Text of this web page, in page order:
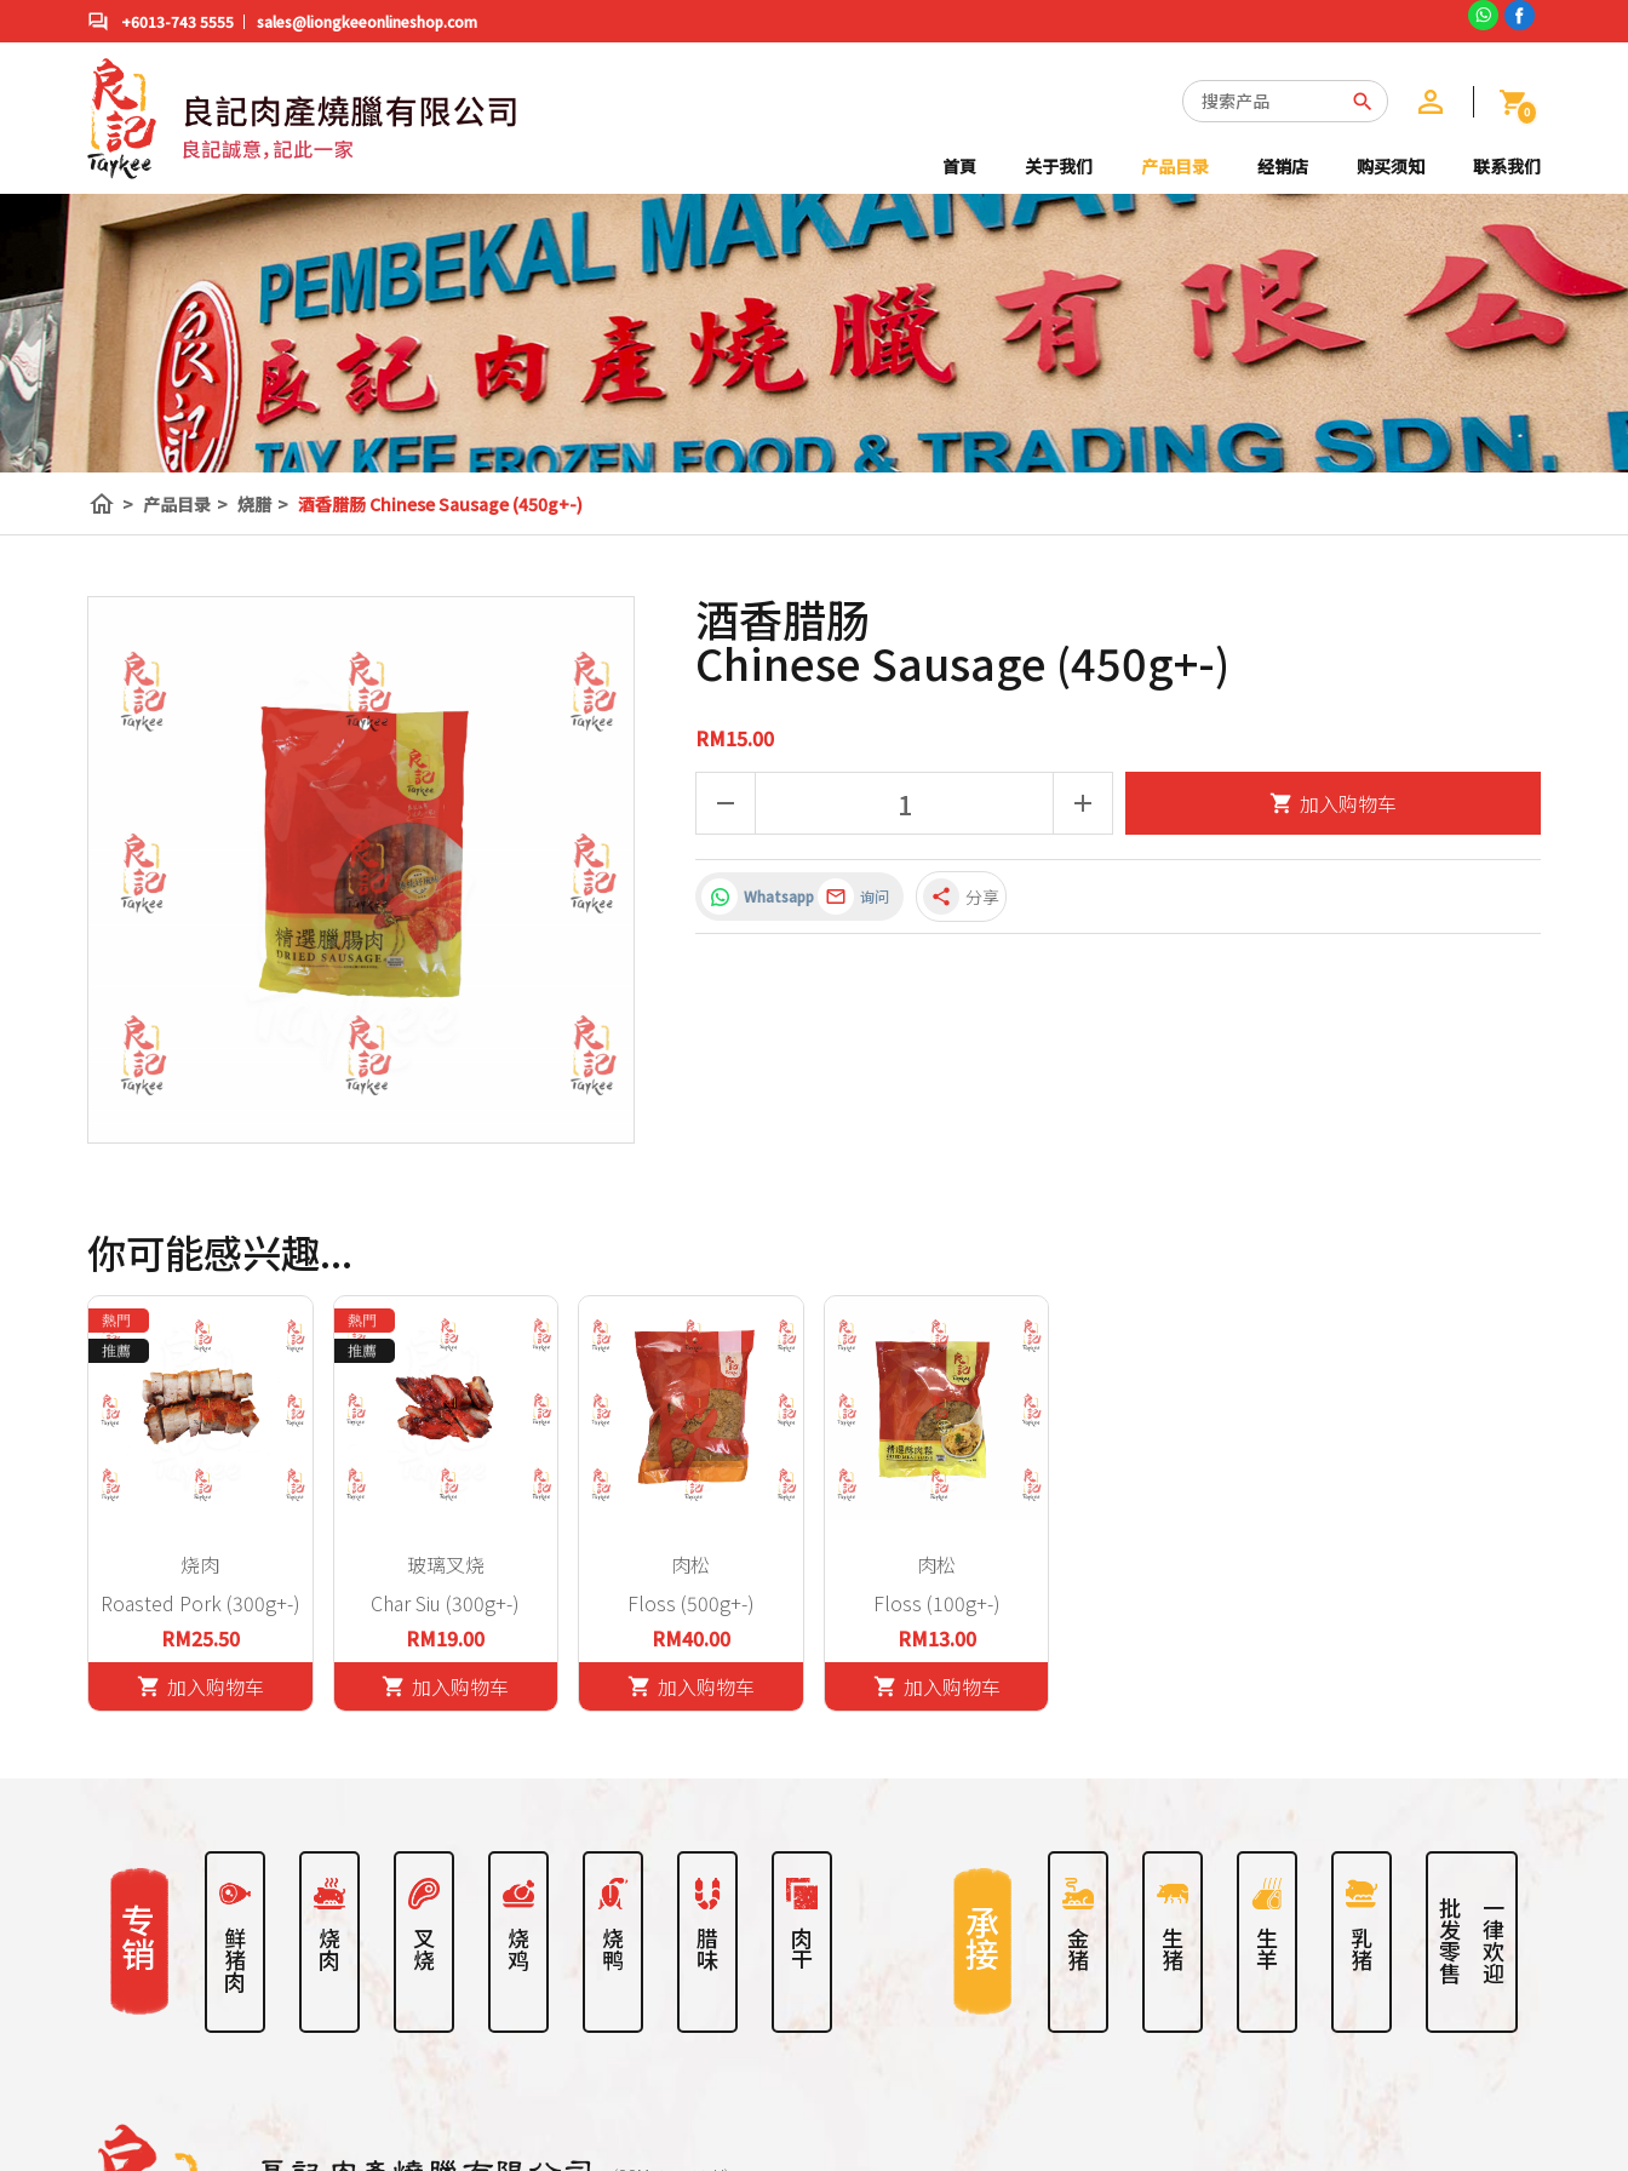
+6013-743 5555 sales@liongkeeonlineshop.com
0
首頁 关于我们 产品目录 经销店 购买须知 联系我们
home > 产品目录 > 烧腊 > 酒香腊肠 Chinese Sausage (450g+-)
酒香腊肠
Chinese Sausage (450g+-)
RM15.00
remove add shopping_cart 加入购物车
Whatsapp 询问 share 分享
你可能感兴趣...
烧肉
Roasted Pork (300g+-)
RM25.50
shopping_cart 加入购物车
玻璃叉烧
Char Siu (300g+-)
RM19.00
shopping_cart 加入购物车
肉松
Floss (500g+-)
RM40.00
shopping_cart 加入购物车
肉松
Floss (100g+-)
RM13.00
shopping_cart 加入购物车
专销 鲜猪肉 烧肉 叉烧 烧鸡 烧鸭 腊味 肉干 承接 金猪 生猪 生羊 乳猪 批发零售 一律欢迎